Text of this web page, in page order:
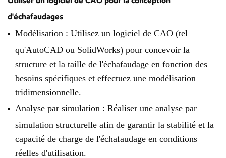
d'échafaudages
Modélisation : Utilisez un logiciel de CAO (tel
qu'AutoCAD ou SolidWorks) pour concevoir la
structure et la taille de l'échafaudage en fonction des
besoins spécifiques et effectuez une modélisation
tridimensionnelle.
Analyse par simulation : Réaliser une analyse par
simulation structurelle afin de garantir la stabilité et la
capacité de charge de l'échafaudage en conditions
réelles d'utilisation.